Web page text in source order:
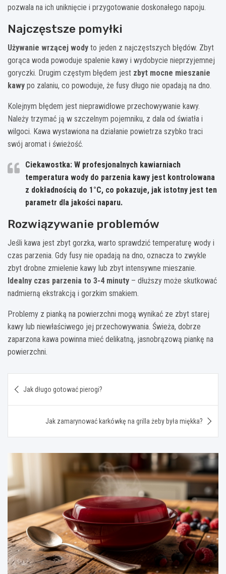
pozwala na ich uniknięcie i przygotowanie doskonałego napoju.
Najczęstsze pomyłki
Używanie wrzącej wody to jeden z najczęstszych błędów. Zbyt
gorąca woda powoduje spalenie kawy i wydobycie nieprzyjemnej
goryczki. Drugim częstym błędem jest zbyt mocne mieszanie
kawy po zalaniu, co powoduje, że fusy długo nie opadają na dno.
Kolejnym błędem jest nieprawidłowe przechowywanie kawy.
Należy trzymać ją w szczelnym pojemniku, z dala od światła i
wilgoci. Kawa wystawiona na działanie powietrza szybko traci
swój aromat i świeżość.
Ciekawostka: W profesjonalnych kawiarniach
temperatura wody do parzenia kawy jest kontrolowana
z dokładnością do 1°C, co pokazuje, jak istotny jest ten
parametr dla jakości naparu.
Rozwiązywanie problemów
Jeśli kawa jest zbyt gorzka, warto sprawdzić temperaturę wody i
czas parzenia. Gdy fusy nie opadają na dno, oznacza to zwykle
zbyt drobne zmielenie kawy lub zbyt intensywne mieszanie.
Idealny czas parzenia to 3-4 minuty – dłuższy może skutkować
nadmierną ekstrakcją i gorzkim smakiem.
Problemy z pianką na powierzchni mogą wynikać ze zbyt starej
kawy lub niewłaściwego jej przechowywania. Świeża, dobrze
zaparzona kawa powinna mieć delikatną, jasnobrązową piankę na
powierzchni.
wpisu
Jak długo gotować pierogi?
Jak zamarynować karkówkę na grilla żeby była miękka?